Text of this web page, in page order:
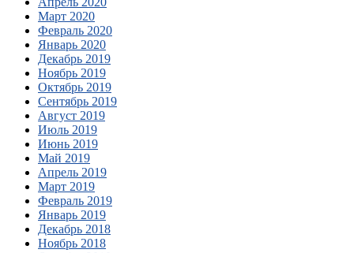
Март 2020
Февраль 2020
Январь 2020
Декабрь 2019
Ноябрь 2019
Октябрь 2019
Сентябрь 2019
Август 2019
Июль 2019
Июнь 2019
Май 2019
Апрель 2019
Март 2019
Февраль 2019
Январь 2019
Декабрь 2018
Ноябрь 2018